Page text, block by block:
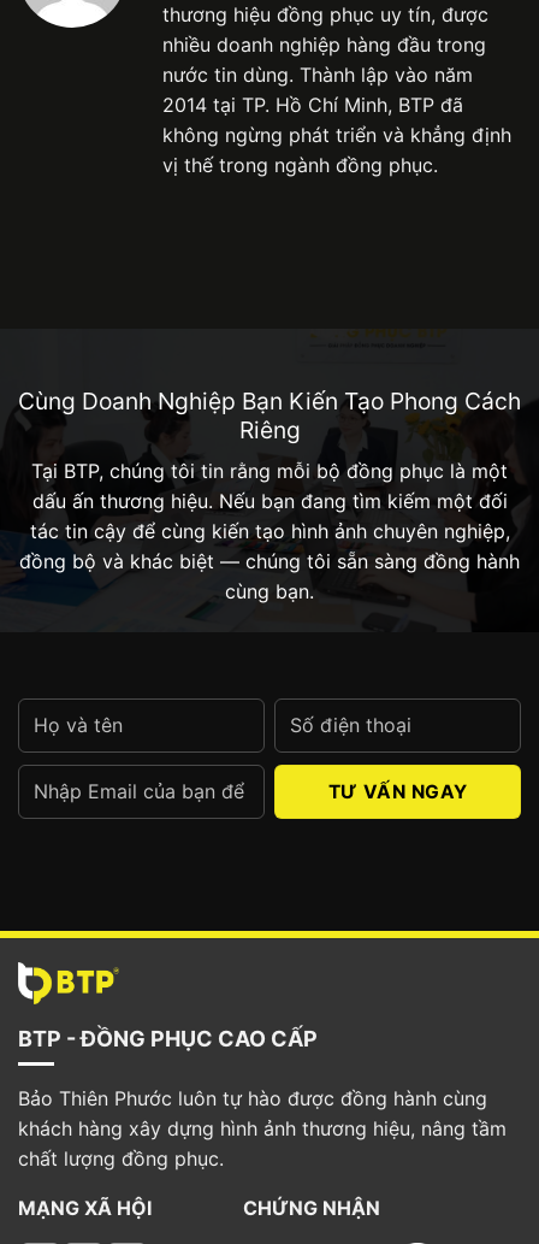
thương hiệu đồng phục uy tín, được
nhiều doanh nghiệp hàng đầu trong
nước tin dùng. Thành lập vào năm
2014 tại TP. Hồ Chí Minh, BTP đã
không ngừng phát triển và khẳng định
vị thế trong ngành đồng phục.
Cùng Doanh Nghiệp Bạn Kiến Tạo Phong Cách
Riêng
Tại BTP, chúng tôi tin rằng mỗi bộ đồng phục là một
dấu ấn thương hiệu. Nếu bạn đang tìm kiếm một đối
tác tin cậy để cùng kiến tạo hình ảnh chuyên nghiệp,
đồng bộ và khác biệt — chúng tôi sẵn sàng đồng hành
cùng bạn.
BTP - ĐỒNG PHỤC CAO CẤP
Bảo Thiên Phước luôn tự hào được đồng hành cùng
khách hàng xây dựng hình ảnh thương hiệu, nâng tầm
chất lượng đồng phục.
MẠNG XÃ HỘI CHỨNG NHẬN